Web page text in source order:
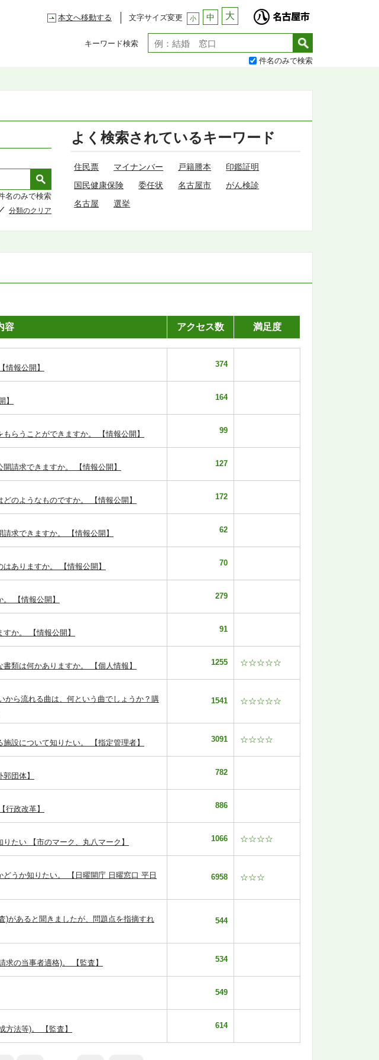
本文へ移動する 文字サイズ変更 小 中 大
キーワード検索
件名のみで検索
名のみで検索
分類のクリア
よく検索されているキーワード
住民票 マイナンバー 戸籍謄本
印鑑証明
国民健康保険
委任状 名古屋市
がん検診
名古屋
選挙
容 アクセス数 満足度
情報公開】 374
】 164
らうことができますか。 【情報公開】 99
請求できますか。 【情報公開】 127
のようなものですか。 【情報公開】 172
求できますか。 【情報公開】 62
ありますか。 【情報公開】 70
【情報公開】 279
か。 【情報公開】 91
類は何かありますか。 【個人情報】 1255 ☆☆☆☆☆
から流れる曲は、何という曲でしょうか？購
1541 ☆☆☆☆☆
設について知りたい。 【指定管理者】 3091 ☆☆☆☆
団体】 782
行政改革】 886
たい 【市のマーク、丸八マーク】 1066 ☆☆☆☆
うか知りたい。 【日曜開庁 日曜窓口 平日
6958 ☆☆☆
)があると聞きましたが、問題点を指摘すれ
544
の当事者適格)。 【監査】 534
549
方法等)。 【監査】 614